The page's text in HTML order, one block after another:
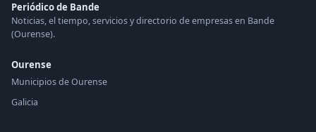
Periódico de Bande
Noticias, el tiempo, servicios y directorio de empresas en Bande
(Ourense).
Ourense
Municipios de Ourense
Galicia